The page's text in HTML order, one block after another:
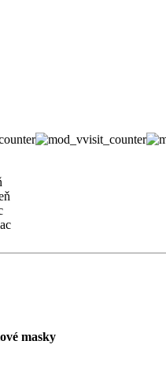
masky